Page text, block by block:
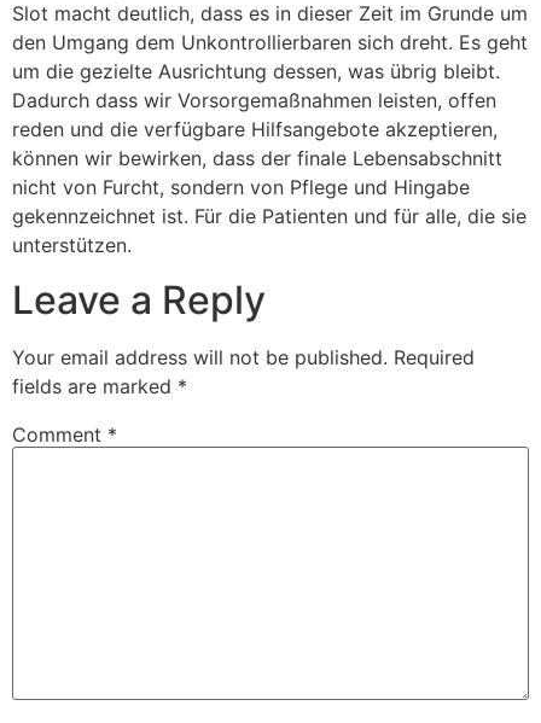
Slot macht deutlich, dass es in dieser Zeit im Grunde um
den Umgang dem Unkontrollierbaren sich dreht. Es geht
um die gezielte Ausrichtung dessen, was übrig bleibt.
Dadurch dass wir Vorsorgemaßnahmen leisten, offen
reden und die verfügbare Hilfsangebote akzeptieren,
können wir bewirken, dass der finale Lebensabschnitt
nicht von Furcht, sondern von Pflege und Hingabe
gekennzeichnet ist. Für die Patienten und für alle, die sie
unterstützen.
Leave a Reply
Your email address will not be published. Required
fields are marked *
Comment *